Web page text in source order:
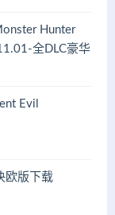
Hunter
全DLC豪华
Evil
欧版下载